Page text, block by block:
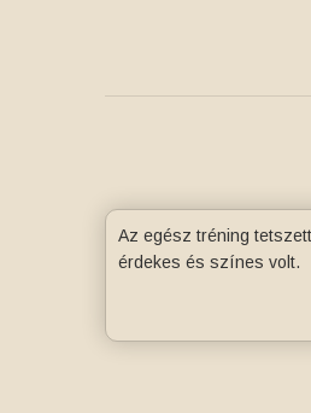
Az egész tréning
érdekes és színes volt.